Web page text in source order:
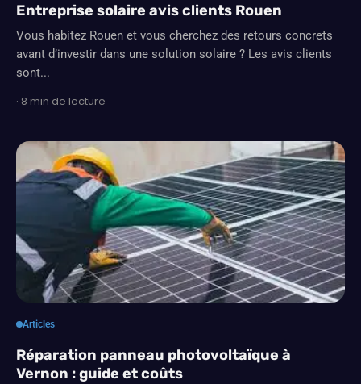
Entreprise solaire avis clients Rouen
Vous habitez Rouen et vous cherchez des retours concrets
avant d’investir dans une solution solaire ? Les avis clients
sont...
· 8 min de lecture
Articles
Réparation panneau photovoltaïque à
Vernon : guide et coûts